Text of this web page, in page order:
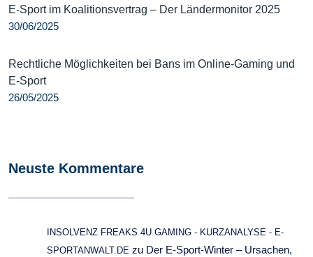
E-Sport im Koalitionsvertrag – Der Ländermonitor 2025
30/06/2025
Rechtliche Möglichkeiten bei Bans im Online-Gaming und
E-Sport
26/05/2025
Neuste Kommentare
INSOLVENZ FREAKS 4U GAMING - KURZANALYSE - E-
SPORTANWALT.DE zu Der E-Sport-Winter – Ursachen,